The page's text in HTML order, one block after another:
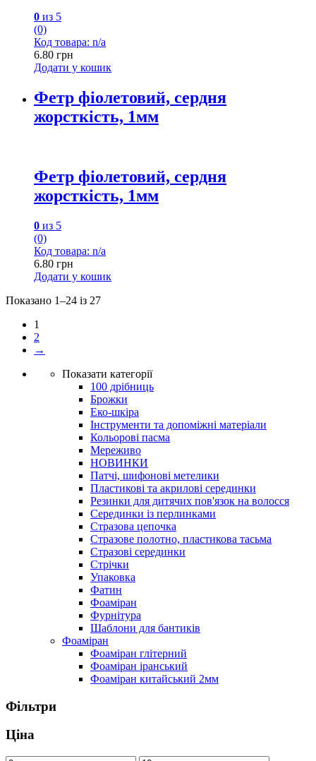
0 из 5
(0)
Код товара: n/a
6.80 грн
Додати у кошик
Фетр фіолетовий, сердня
жорсткість, 1мм
Фетр фіолетовий, сердня
жорсткість, 1мм
0 из 5
(0)
Код товара: n/a
6.80 грн
Додати у кошик
Показано 1–24 із 27
1
2
→
Показати категорії
100 дрібниць
Брожки
Еко-шкіра
Інструменти та допоміжні матеріали
Кольорові пасма
Мереживо
НОВИНКИ
Патчі, шифонові метелики
Пластикові та акрилові серединки
Резинки для дитячих пов'язок на волосся
Серединки із перлинками
Стразова цепочка
Стразове полотно, пластикова тасьма
Стразові серединки
Стрічки
Упаковка
Фатин
Фоаміран
Фурнітура
Шаблони для бантиків
Фоаміран
Фоаміран глітерний
Фоаміран іранський
Фоаміран китайський 2мм
Фільтри
Ціна